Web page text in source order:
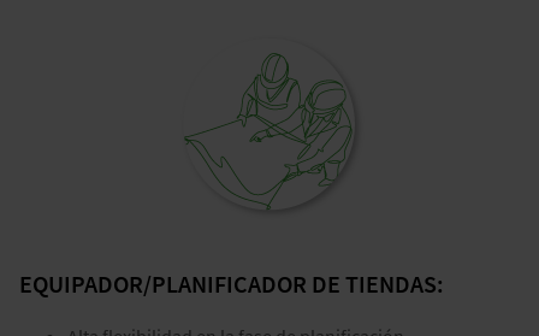
EQUIPADOR/PLANIFICADOR DE TIENDAS: